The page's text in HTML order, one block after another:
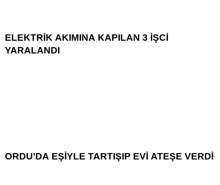
ELEKTRİK AKIMINA KAPILAN 3 İŞCİ
YARALANDI
ORDU’DA EŞİYLE TARTIŞIP EVİ ATEŞE VERDİ